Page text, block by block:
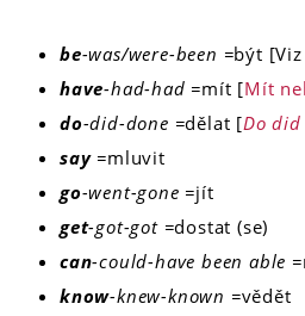
be-was/were-been =být
have-had-had =mít [Mít
do-did-done =dělat [Do did
say=mluvit
go-went-gone =jít
get-got-got =dostat (se)
can-could-have been able =
know-knew-known =vědět